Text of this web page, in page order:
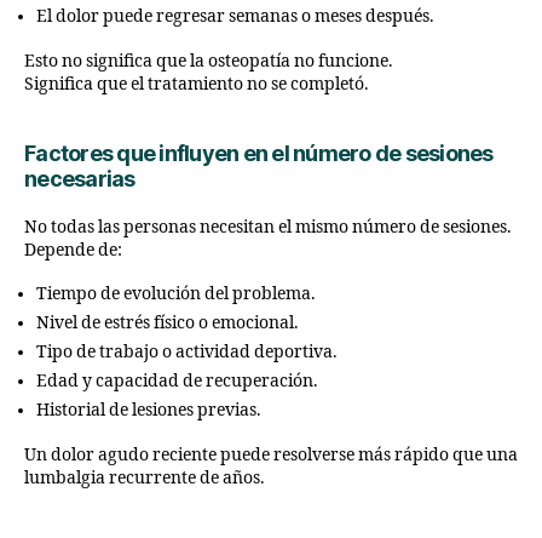
El dolor puede regresar semanas o meses después.
Esto no significa que la osteopatía no funcione.
Significa que el tratamiento no se completó.
Factores que influyen en el número de sesiones
necesarias
No todas las personas necesitan el mismo número de sesiones.
Depende de:
Tiempo de evolución del problema.
Nivel de estrés físico o emocional.
Tipo de trabajo o actividad deportiva.
Edad y capacidad de recuperación.
Historial de lesiones previas.
Un dolor agudo reciente puede resolverse más rápido que una
lumbalgia recurrente de años.